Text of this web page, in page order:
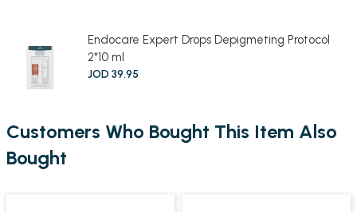
Endocare Expert Drops Depigmeting Protocol
2*10 ml
JOD 39.95
Customers Who Bought This Item Also
Bought